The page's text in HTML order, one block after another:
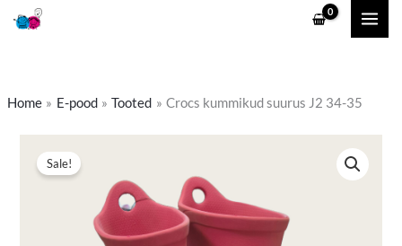
Skip
Home E-pood Tooted Crocs kummikud suurus J2 34-35
Sale!
hind
oli:
hind
on:
kummikud